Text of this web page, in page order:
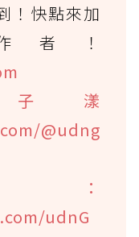
！快點來加
者！
漾
@udng
udnG